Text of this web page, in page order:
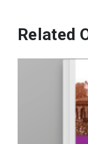
Related